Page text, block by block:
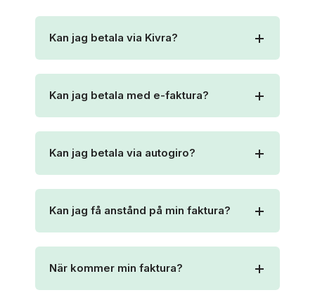
Kan jag betala via Kivra?
Kan jag betala med e-faktura?
Kan jag betala via autogiro?
Kan jag få anstånd på min faktura?
När kommer min faktura?